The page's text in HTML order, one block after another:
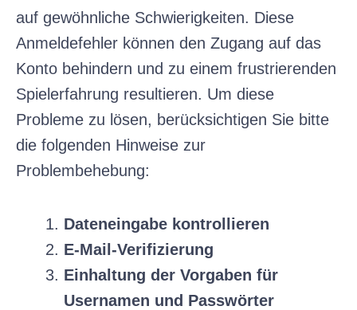
auf gewöhnliche Schwierigkeiten. Diese
Anmeldefehler können den Zugang auf das
Konto behindern und zu einem frustrierenden
Spielerfahrung resultieren. Um diese
Probleme zu lösen, berücksichtigen Sie bitte
die folgenden Hinweise zur
Problembehebung:
Dateneingabe kontrollieren
E-Mail-Verifizierung
Einhaltung der Vorgaben für
Usernamen und Passwörter